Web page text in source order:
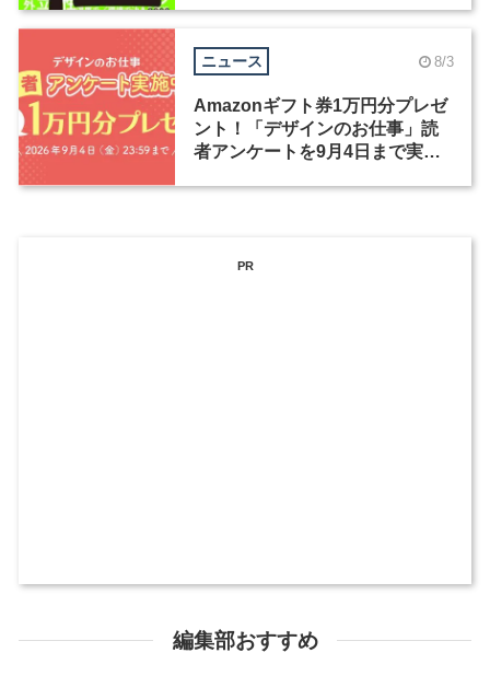
ニュース 8/3
Amazonギフト券1万円分プレゼ
ント！「デザインのお仕事」読
者アンケートを9月4日まで実施
PR
編集部おすすめ